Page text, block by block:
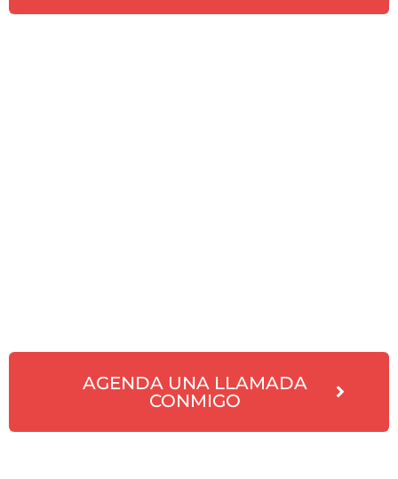
AGENDA UNA LLAMADA
CONMIGO